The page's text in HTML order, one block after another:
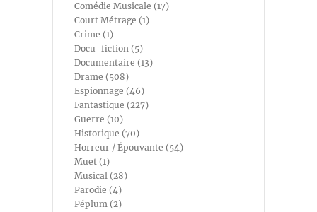
Comédie Musicale (17)
Court Métrage (1)
Crime (1)
Docu-fiction (5)
Documentaire (13)
Drame (508)
Espionnage (46)
Fantastique (227)
Guerre (10)
Historique (70)
Horreur / Épouvante (54)
Muet (1)
Musical (28)
Parodie (4)
Péplum (2)